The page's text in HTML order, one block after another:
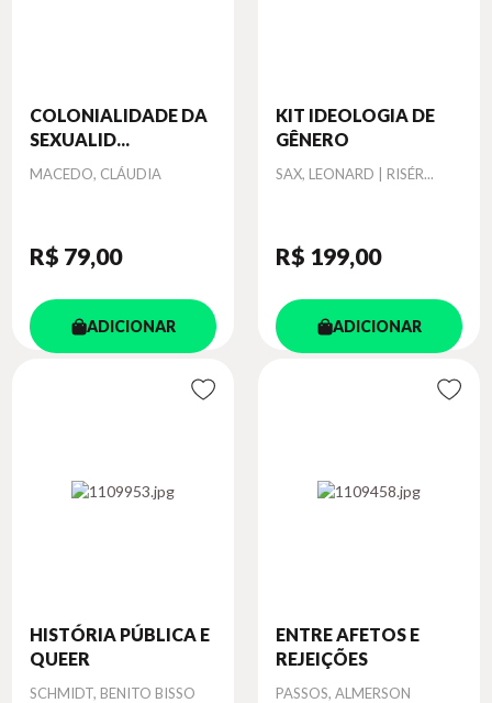
COLONIALIDADE DA
SEXUALID...
Autor
MACEDO, CLÁUDIA
R$ 79,00
ADICIONAR
KIT IDEOLOGIA DE
GÊNERO
Autor
SAX, LEONARD | RISÉR...
R$ 199,00
ADICIONAR
HISTÓRIA PÚBLICA E
QUEER
Autor
SCHMIDT, BENITO BISSO
ENTRE AFETOS E
REJEIÇÕES
Autor
PASSOS, ALMERSON